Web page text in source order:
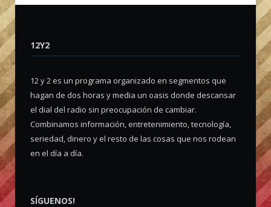
12Y2
12 y 2 es un programa organizado en segmentos que
hagan de dos horas y media un oasis donde descansar
el dial del radio sin preocupación de cambiar.
Combinamos información, entretenimiento, tecnología,
seriedad, dinero y el resto de las cosas que nos rodean
en el día a día.
SÍGUENOS!